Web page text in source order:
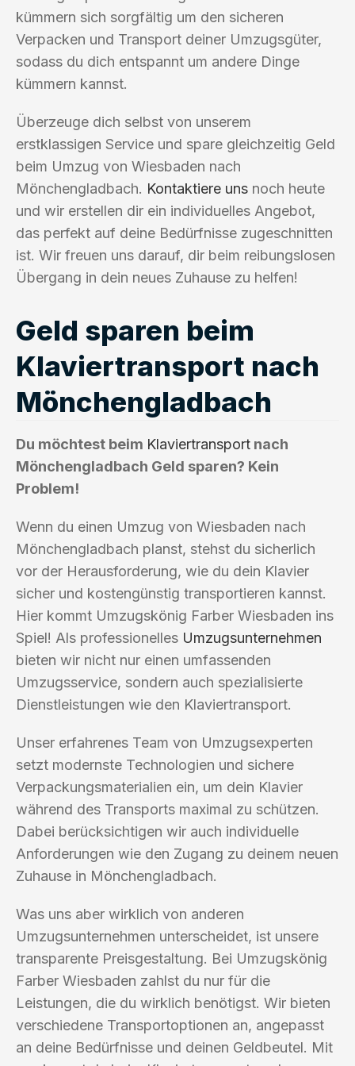
kümmern sich sorgfältig um den sicheren
Verpacken und Transport deiner Umzugsgüter,
sodass du dich entspannt um andere Dinge
kümmern kannst.
Überzeuge dich selbst von unserem
erstklassigen Service und spare gleichzeitig Geld
beim Umzug von Wiesbaden nach
Mönchengladbach. Kontaktiere uns noch heute
und wir erstellen dir ein individuelles Angebot,
das perfekt auf deine Bedürfnisse zugeschnitten
ist. Wir freuen uns darauf, dir beim reibungslosen
Übergang in dein neues Zuhause zu helfen!
Geld sparen beim
Klaviertransport nach
Mönchengladbach
Du möchtest beim Klaviertransport nach
Mönchengladbach Geld sparen? Kein
Problem!
Wenn du einen Umzug von Wiesbaden nach
Mönchengladbach planst, stehst du sicherlich
vor der Herausforderung, wie du dein Klavier
sicher und kostengünstig transportieren kannst.
Hier kommt Umzugskönig Farber Wiesbaden ins
Spiel! Als professionelles Umzugsunternehmen
bieten wir nicht nur einen umfassenden
Umzugsservice, sondern auch spezialisierte
Dienstleistungen wie den Klaviertransport.
Unser erfahrenes Team von Umzugsexperten
setzt modernste Technologien und sichere
Verpackungsmaterialien ein, um dein Klavier
während des Transports maximal zu schützen.
Dabei berücksichtigen wir auch individuelle
Anforderungen wie den Zugang zu deinem neuen
Zuhause in Mönchengladbach.
Was uns aber wirklich von anderen
Umzugsunternehmen unterscheidet, ist unsere
transparente Preisgestaltung. Bei Umzugskönig
Farber Wiesbaden zahlst du nur für die
Leistungen, die du wirklich benötigst. Wir bieten
verschiedene Transportoptionen an, angepasst
an deine Bedürfnisse und deinen Geldbeutel. Mit